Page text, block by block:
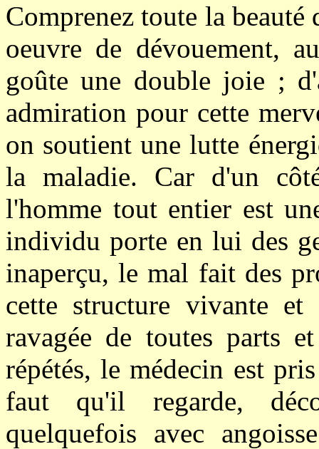
Comprenez toute la beauté
oeuvre de dévouement,
goûte une double joie ;
admiration pour cette
on soutient une lutte
la maladie. Car d'un
l'homme tout entier est
individu porte en lui des
inaperçu, le mal fait des
cette structure vivante
ravagée de toutes parts
répétés, le médecin est
faut qu'il regarde,
quelquefois avec